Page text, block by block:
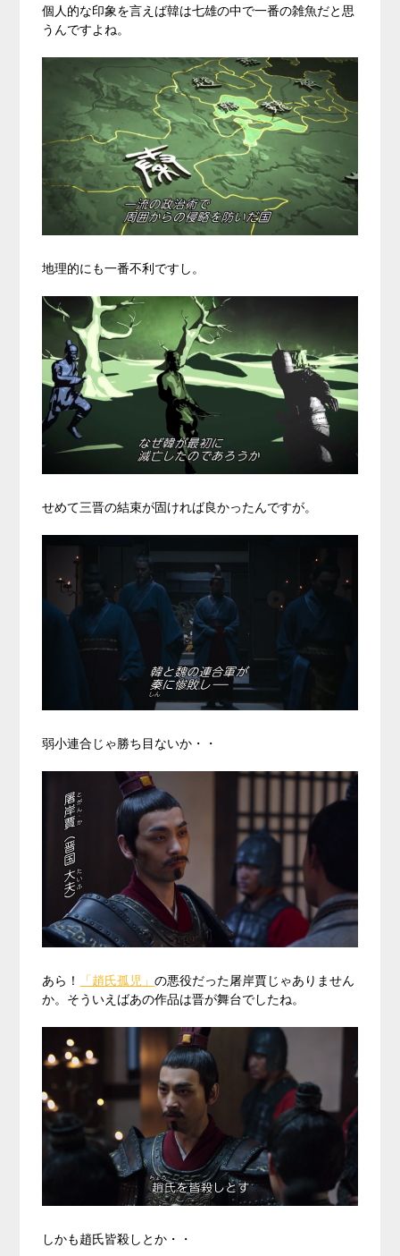
個人的な印象を言えば韓は七雄の中で一番の雑魚だと思
うんですよね。
地理的にも一番不利ですし。
せめて三晋の結束が固ければ良かったんですが。
弱小連合じゃ勝ち目ないか・・
あら！ 「趙氏孤児」の悪役だった屠岸賈じゃありません
か。そういえばあの作品は晋が舞台でしたね。
しかも趙氏皆殺しとか・・